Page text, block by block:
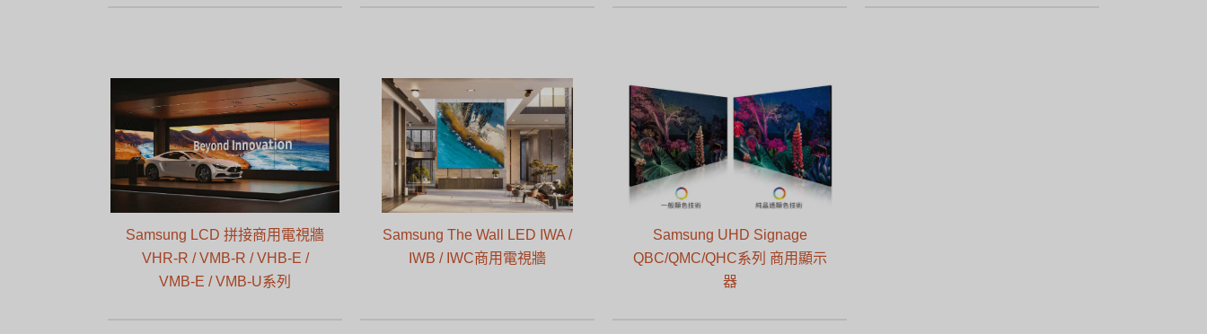
Samsung LCD 拼接商用電視牆
VHR-R / VMB-R / VHB-E /
VMB-E / VMB-U系列
Samsung The Wall LED IWA /
IWB / IWC商用電視牆
Samsung UHD Signage
QBC/QMC/QHC系列 商用顯示
器